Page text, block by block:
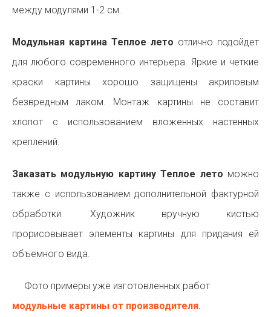
между модулями 1-2 см.
Модульная картина Теплое лето отлично подойдет
для любого современного интерьера. Яркие и четкие
краски картины хорошо защищены акриловым
безвредным лаком. Монтаж картины не составит
хлопот с использованием вложенных настенных
креплений.
Заказать модульную картину Теплое лето можно
также с использованием дополнительной фактурной
обработки. Художник вручную кистью
прорисовывает элементы картины для придания ей
объемного вида.
Фото примеры уже изготовленных работ
модульные картины от производителя.